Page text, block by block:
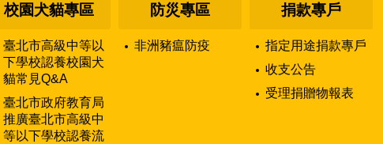
校園犬貓專區
臺北市高級中等以
下學校認養校園犬
貓常見Q&A
臺北市政府教育局
推廣臺北市高級中
等以下學校認養流
防災專區
非洲豬瘟防疫
捐款專戶
指定用途捐款專戶
收支公告
受理捐贈物報表